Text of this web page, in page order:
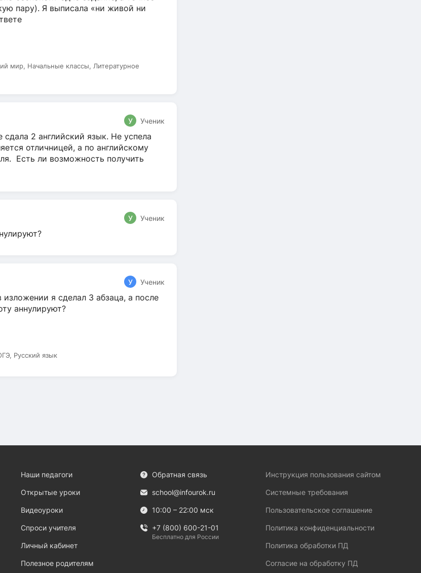
пару). Я выписала «ни живой ни
мир, Начальные классы, Литературное
У Ученик
2 английский язык. Не успела
отличницей, а по английскому
Есть ли возможность получить
У Ученик
У Ученик
я сделал 3 абзаца, а после
аннулируют?
Русский язык
Наши педагоги
Открытые уроки
Видеоуроки
Спроси учителя
Личный кабинет
Полезное родителям
Обратная связь
school@infourok.ru
10:00 – 22:00 мск
+7 (800) 600-21-01
Бесплатно для России
Инструкция пользования сайтом
Системные требования
Пользовательское соглашение
Политика конфиденциальности
Политика обработки ПД
Согласие на обработку ПД